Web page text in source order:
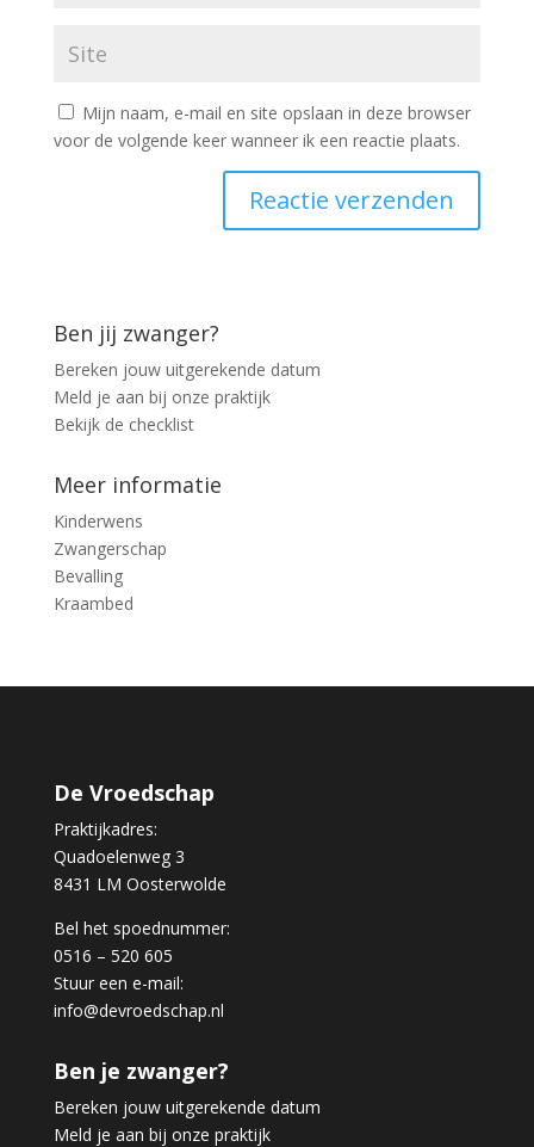
Mijn naam, e-mail en site opslaan in deze browser
voor de volgende keer wanneer ik een reactie plaats.
Ben jij zwanger?
Bereken jouw uitgerekende datum
Meld je aan bij onze praktijk
Bekijk de checklist
Meer informatie
Kinderwens
Zwangerschap
Bevalling
Kraambed
De Vroedschap
Praktijkadres:
Quadoelenweg 3
8431 LM Oosterwolde
Bel het spoednummer:
0516 – 520 605
Stuur een e-mail:
info@devroedschap.nl
Ben je zwanger?
Bereken jouw uitgerekende datum
Meld je aan bij onze praktijk